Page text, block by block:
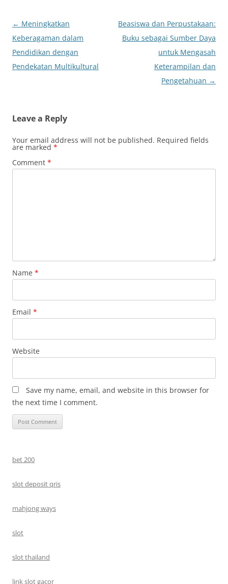
Post
navigation
← Meningkatkan
Keberagaman dalam
Pendidikan dengan
Pendekatan Multikultural
Beasiswa dan Perpustakaan:
Buku sebagai Sumber Daya
untuk Mengasah
Keterampilan dan
Pengetahuan →
Leave a Reply
Your email address will not be published. Required fields
are marked *
Comment *
Name *
Email *
Website
Save my name, email, and website in this browser for
the next time I comment.
bet 200
slot deposit qris
mahjong ways
slot
slot thailand
link slot gacor